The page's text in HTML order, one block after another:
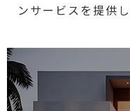
ンサービスを提供し